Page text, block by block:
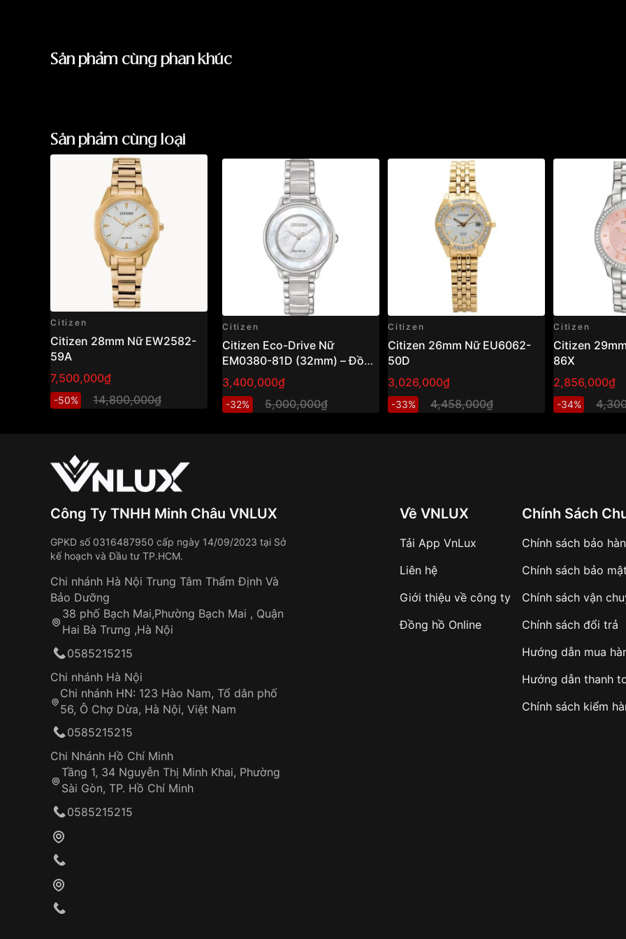
Sản phẩm cùng phân khúc
Sản phẩm cùng loại
Citizen
Citizen 28mm Nữ EW2582-
59A
7,500,000₫
-50% 14,800,000₫
Citizen
Citizen Eco-Drive Nữ
EM0380-81D (32mm) – Đồng
hồ nữ năng lượng ánh sáng,
mặt xà cừ sang trọng
3,400,000₫
-32% 5,000,000₫
Citizen
Citizen 26mm Nữ EU6062-
50D
3,026,000₫
-33% 4,458,000₫
Citizen
Citizen
86X
2,856,000₫
-34%
Công Ty TNHH Minh Châu VNLUX
GPKD số 0316487950 cấp ngày 14/09/2023 tại Sở
kế hoạch và Đầu tư TP.HCM.
Chi nhánh Hà Nội Trung Tâm Thẩm Định Và
Bảo Dưỡng
38 phố Bạch Mai,Phường Bạch Mai , Quận
Hai Bà Trưng ,Hà Nội
0585215215
Chi nhánh Hà Nội
Chi nhánh HN: 123 Hào Nam, Tổ dân phố
56, Ô Chợ Dừa, Hà Nội, Việt Nam
0585215215
Chi Nhánh Hồ Chí Minh
Tầng 1, 34 Nguyễn Thị Minh Khai, Phường
Sài Gòn, TP. Hồ Chí Minh
0585215215
Về VNLUX
Tải App VnLux
Liên hệ
Giới thiệu về công ty
Đồng hồ Online
Chính Sách
Chính sách bảo
Chính sách bảo mật
Chính sách vận
Chính sách đổi trả
Hướng dẫn mua
Hướng dẫn thanh
Chính sách kiểm